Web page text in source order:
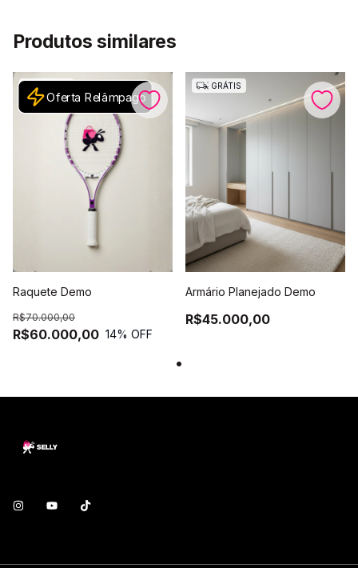
Produtos similares
Oferta Relâmpago
GRÁTIS
Raquete Demo
R$60.000,00
R$70.000,00
14% OFF
GRÁTIS
Armário Planejado Demo
R$45.000,00